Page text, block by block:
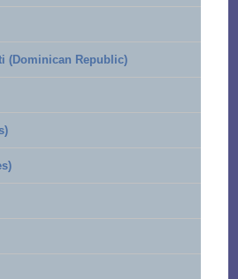
(Dominican Republic)